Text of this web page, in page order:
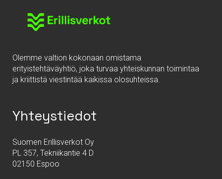
Olemme valtion kokonaan omistama
erityistehtäväyhtiö, joka turvaa yhteiskunnan toimintaa
ja kriittistä viestintää kaikissa olosuhteissa.
Yhteystiedot
Suomen Erillisverkot Oy
PL 357, Tekniikantie 4 D
02150 Espoo